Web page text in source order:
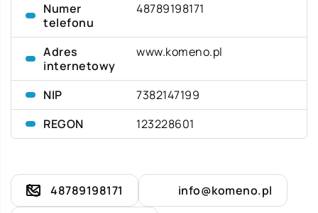
Numer
telefonu
48789198171
Adres
internetowy
www.komeno.pl
NIP
7382147199
REGON
123228601
48789198171 info@komeno.pl